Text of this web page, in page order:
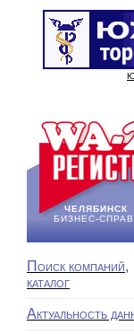
ЧЕЛЯБИНСК
БИЗНЕС-
Поиск компаний,
каталог
Актуальность